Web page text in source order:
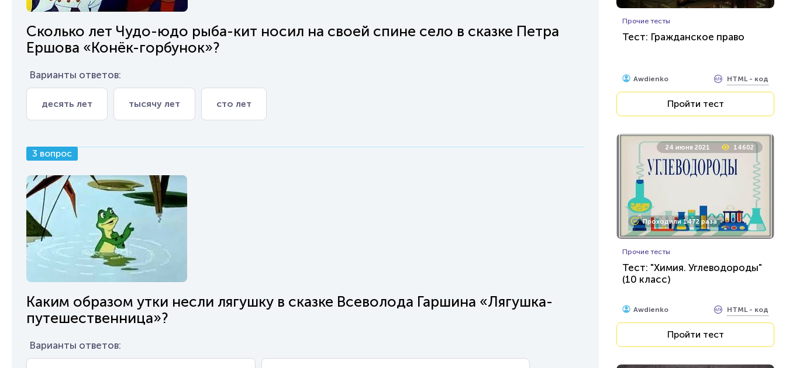
Сколько лет Чудо-юдо рыба-кит носил на своей спине село в сказке Петра
Ершова «Конёк-горбунок»?
Варианты ответов:
десять лет тысячу лет сто лет
3 вопрос
Каким образом утки несли лягушку в сказке Всеволода Гаршина «Лягушка-
путешественница»?
Варианты ответов:
Прочие тесты
Тест: Гражданское право
Awdienko HTML - код
Пройти тест
24 июня 2021 14602
Проходили 1472 раза
Прочие тесты
Тест: "Химия. Углеводороды"
(10 класс)
Awdienko HTML - код
Пройти тест